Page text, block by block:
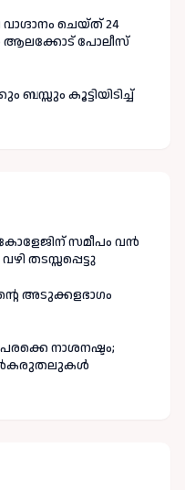
ചെയ്ത് 24
ആലക്കോട് പോലീസ്
കൂട്ടിയിടിച്ച്
സമീപം വൻ
തടസ്സപ്പെട്ടു
അടുക്കളഭാഗം
നാശനഷ്ടം;